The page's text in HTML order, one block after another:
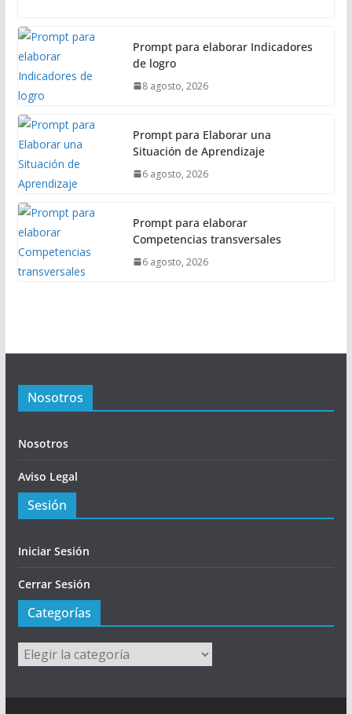
Prompt para elaborar Indicadores
de logro
8 agosto, 2026
Prompt para Elaborar una
Situación de Aprendizaje
6 agosto, 2026
Prompt para elaborar
Competencias transversales
6 agosto, 2026
Nosotros
Nosotros
Aviso Legal
Sesión
Iniciar Sesión
Cerrar Sesión
Categorías
Categorías